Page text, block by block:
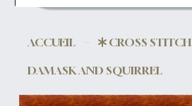
ACCUEIL CROSS STITCH
DAMASK AND SQUIRREL